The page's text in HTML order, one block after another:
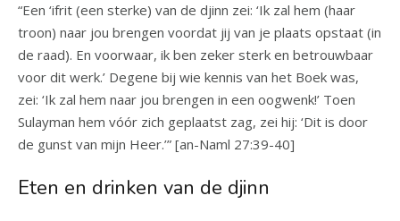
“Een ‘ifrit (een sterke) van de djinn zei: ‘Ik zal hem (haar
troon) naar jou brengen voordat jij van je plaats opstaat (in
de raad). En voorwaar, ik ben zeker sterk en betrouwbaar
voor dit werk.’ Degene bij wie kennis van het Boek was,
zei: ‘Ik zal hem naar jou brengen in een oogwenk!’ Toen
Sulayman hem vóór zich geplaatst zag, zei hij: ‘Dit is door
de gunst van mijn Heer.’” [an-Naml 27:39-40]
Eten en drinken van de djinn